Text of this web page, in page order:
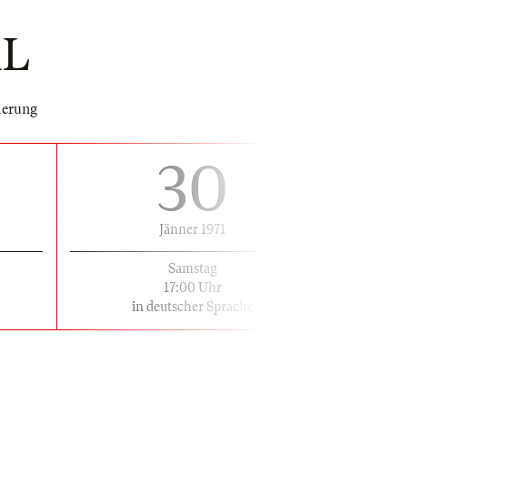
30
Jänner 1971
Samstag
17:00 Uhr
in deutscher Sprache